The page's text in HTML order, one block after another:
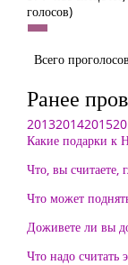
голосов)
Всего
Ранее
201320142015
Какие подарки к
Что, вы считаете,
Что может
Доживете ли вы
Что надо